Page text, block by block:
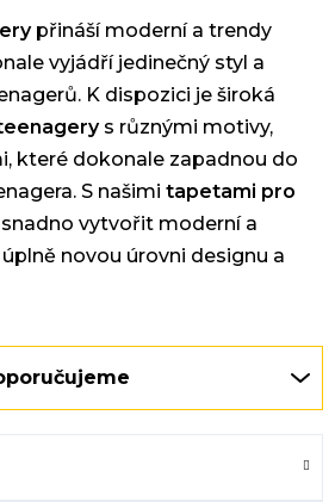
přináší moderní a trendy
vyjádří jedinečný styl a
K dispozici je široká
s různými motivy,
které dokonale zapadnou do
S našimi tapetami pro
vytvořit moderní a
novou úrovni designu a